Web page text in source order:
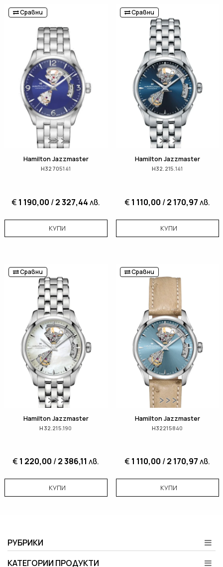
Сравни
Hamilton Jazzmaster
H32705141
€ 1 190,00 /2 327,44лв.
КУПИ
Сравни
Hamilton Jazzmaster
H32.215.141
€ 1 110,00 /2 170,97лв.
КУПИ
Сравни
Hamilton Jazzmaster
H32.215.190
€ 1 220,00 /2 386,11 лв.
КУПИ
Сравни
Hamilton Jazzmaster
H32215840
€ 1 110,00 /2 170,97лв.
КУПИ
РУБРИКИ
КАТЕГОРИИ ПРОДУКТИ